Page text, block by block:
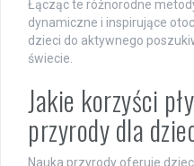
Łącząc te różnorodne
dynamiczne i inspirujące
dzieci do aktywnego
świecie.
Jakie korzyści
przyrody dla
Nauka przyrody oferuje